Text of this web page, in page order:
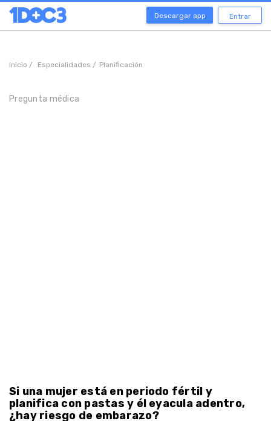
Descargar app Entrar
Inicio / Especialidades / Planificación
Pregunta médica
Si una mujer está en periodo fértil y
planifica con pastas y él eyacula adentro,
¿hay riesgo de embarazo?